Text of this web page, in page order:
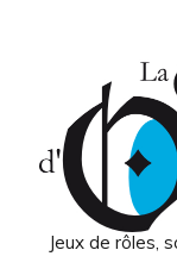
Jeux de rôles,